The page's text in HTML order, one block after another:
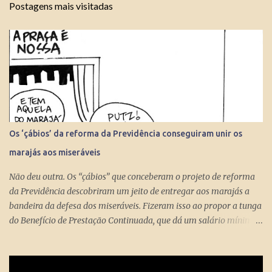
Postagens mais visitadas
Os ‘çábios’ da reforma da Previdência conseguiram unir os
marajás aos miseráveis
Não deu outra. Os “çábios” que conceberam o projeto de reforma
da Previdência descobriram um jeito de entregar aos marajás a
bandeira da defesa dos miseráveis. Fizeram isso ao propor a tunga
do Benefício de Prestação Continuada, que dá um salário mínimo